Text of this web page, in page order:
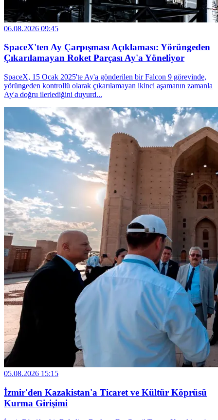
06.08.2026 09:45
SpaceX'ten Ay Çarpışması Açıklaması: Yörüngeden
Çıkarılamayan Roket Parçası Ay'a Yöneliyor
SpaceX, 15 Ocak 2025'te Ay'a gönderilen bir Falcon 9 görevinde,
yörüngeden kontrollü olarak çıkarılamayan ikinci aşamanın zamanla
Ay'a doğru ilerlediğini duyurd...
05.08.2026 15:15
İzmir'den Kazakistan'a Ticaret ve Kültür Köprüsü
Kurma Girişimi